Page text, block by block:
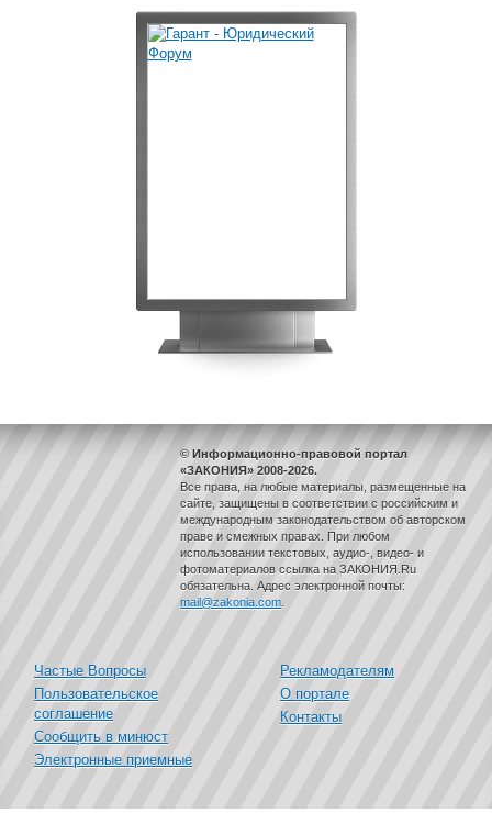
© Информационно-правовой портал
«ЗАКОНИЯ» 2008-2026.
Все права, на любые материалы, размещенные на
сайте, защищены в соответствии с российским и
международным законодательством об авторском
праве и смежных правах. При любом
использовании текстовых, аудио-, видео- и
фотоматериалов ссылка на ЗАКОНИЯ.Ru
обязательна. Адрес электронной почты:
mail@zakonia.com
Частые Вопросы
Пользовательское
соглашение
Сообщить в минюст
Электронные приемные
Рекламодателям
О портале
Контакты